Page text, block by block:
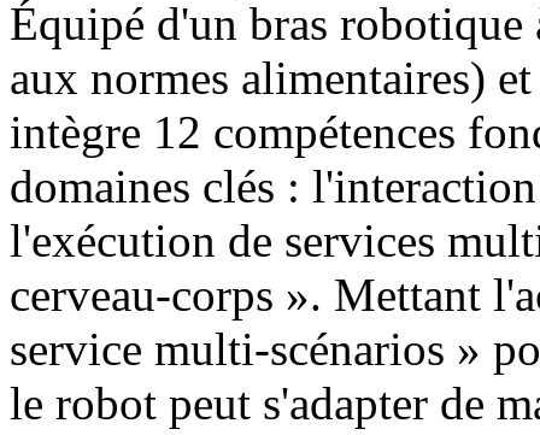
Équipé d'un bras
aux normes alimentaires)
intègre 12 compétences
domaines clés :
l'exécution de services
cerveau-corps ». Mettant
service multi-scénarios »
le robot peut s'adapter de